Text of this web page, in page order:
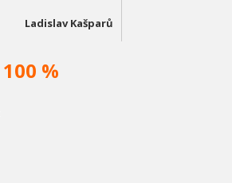
Ladislav Kašparů
100 %